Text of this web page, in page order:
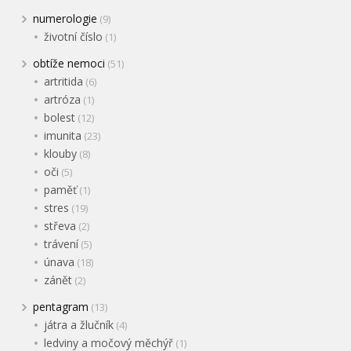
numerologie (9)
životní číslo (1)
obtíže nemoci (51)
artritida (6)
artróza (1)
bolest (12)
imunita (23)
klouby (8)
oči (5)
paměť(1)
stres (19)
střeva (2)
trávení(5)
únava (18)
zánět (2)
pentagram (13)
játra a žlučník (4)
ledviny a močový měchýř (1)